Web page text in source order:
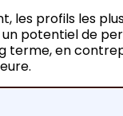
les profils les
potentiel de
terme, en